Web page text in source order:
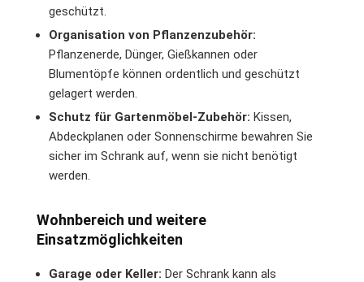
geschützt.
Organisation von Pflanzenzubehör:
Pflanzenerde, Dünger, Gießkannen oder
Blumentöpfe können ordentlich und geschützt
gelagert werden.
Schutz für Gartenmöbel-Zubehör: Kissen,
Abdeckplanen oder Sonnenschirme bewahren Sie
sicher im Schrank auf, wenn sie nicht benötigt
werden.
Wohnbereich und weitere
Einsatzmöglichkeiten
Garage oder Keller: Der Schrank kann als